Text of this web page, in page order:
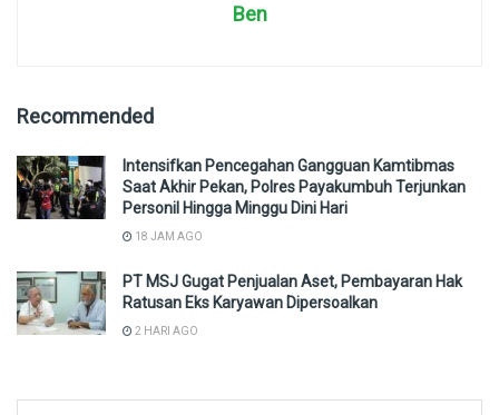
Ben
Recommended
Intensifkan Pencegahan Gangguan Kamtibmas
Saat Akhir Pekan, Polres Payakumbuh Terjunkan
Personil Hingga Minggu Dini Hari
18 JAM AGO
PT MSJ Gugat Penjualan Aset, Pembayaran Hak
Ratusan Eks Karyawan Dipersoalkan
2 HARI AGO